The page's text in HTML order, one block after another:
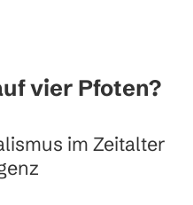
vier Pfoten?
im Zeitalter